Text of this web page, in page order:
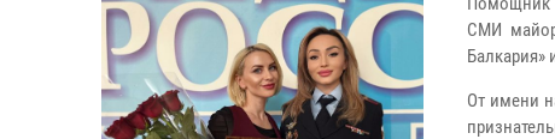
СМИ
Балкария»
От имени